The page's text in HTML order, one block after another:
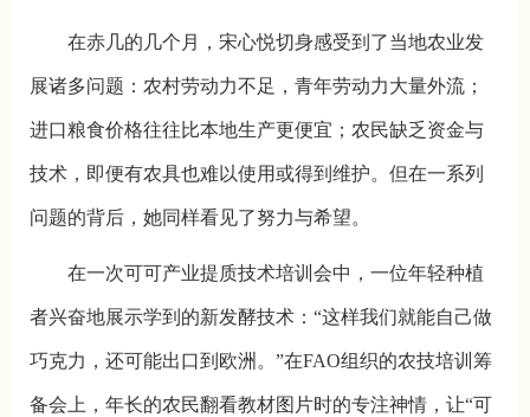
在赤几的几个月，宋心悦切身感受到了当地农业发
展诸多问题：农村劳动力不足，青年劳动力大量外流；
进口粮食价格往往比本地生产更便宜；农民缺乏资金与
技术，即便有农具也难以使用或得到维护。但在一系列
问题的背后，她同样看见了努力与希望。
在一次可可产业提质技术培训会中，一位年轻种植
者兴奋地展示学到的新发酵技术：“这样我们就能自己做
巧克力，还可能出口到欧洲。”在FAO组织的农技培训筹
备会上，年长的农民翻看教材图片时的专注神情，让“可